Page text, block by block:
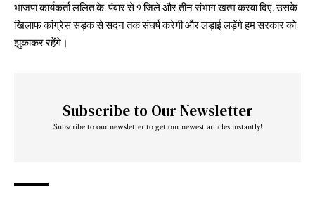
भाजपा कार्यकर्ता ललित के. पंवार से 9 जिले और तीन संभाग खत्म करवा दिए. उसके
खिलाफ कांग्रेस सड़क से सदन तक संघर्ष करेगी और लड़ाई लड़ेंगे हम सरकार को
झुकाकर रहेंगे।
Subscribe to Our Newsletter
Subscribe to our newsletter to get our newest articles instantly!